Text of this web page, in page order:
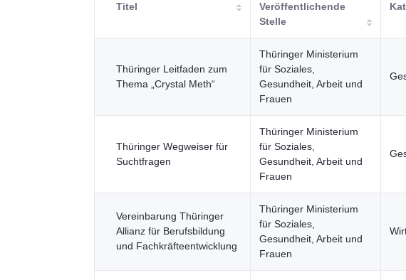
Titel
Veröffentlichende
Stelle
Thüringer Leitfaden zum
Thema „Crystal Meth“
Thüringer Ministerium
für Soziales,
Gesundheit, Arbeit und
Frauen
Thüringer Wegweiser für
Suchtfragen
Thüringer Ministerium
für Soziales,
Gesundheit, Arbeit und
Frauen
Vereinbarung Thüringer
Allianz für Berufsbildung
und Fachkräfteentwicklung
Thüringer Ministerium
für Soziales,
Gesundheit, Arbeit und
Frauen